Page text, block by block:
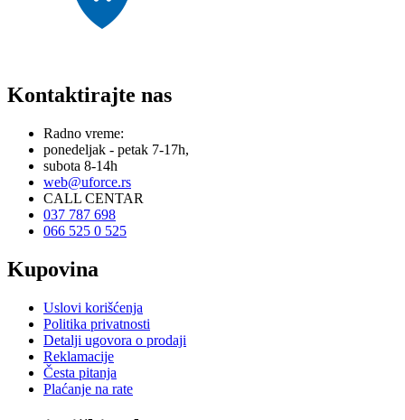
Kontaktirajte nas
Radno vreme:
ponedeljak - petak 7-17h,
subota 8-14h
web@uforce.rs
CALL CENTAR
037 787 698
066 525 0 525
Kupovina
Uslovi korišćenja
Politika privatnosti
Detalji ugovora o prodaji
Reklamacije
Česta pitanja
Plaćanje na rate